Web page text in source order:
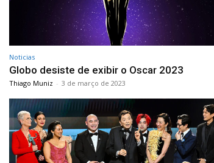
Noticias
Globo desiste de exibir o Oscar 2023
Thiago Muniz - 3 de março de 2023